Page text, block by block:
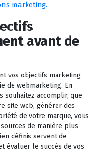
marketing.
avant de
vos objectifs marketing
de webmarketing. En
souhaitez accomplir, que
site web, générer des
de votre marque, vous
de manière plus
définis servent de
évaluer le succès de vos